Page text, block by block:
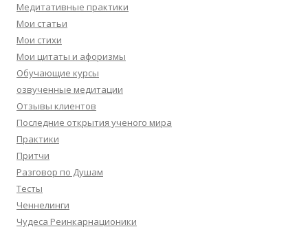
Медитативные практики
Мои статьи
Мои стихи
Мои цитаты и афоризмы
Обучающие курсы
озвученные медитации
Отзывы клиентов
Последние открытия ученого мира
Практики
Притчи
Разговор по Душам
Тесты
Ченнелинги
Чудеса Реинкарнационики